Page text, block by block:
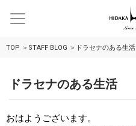
TOP STAFF BLOG ドラセナのある生活
ドラセナのある生活
おはようございます。